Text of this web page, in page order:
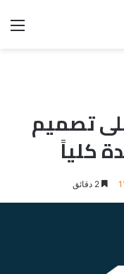
على تصميم
كلياً
2 دقائق